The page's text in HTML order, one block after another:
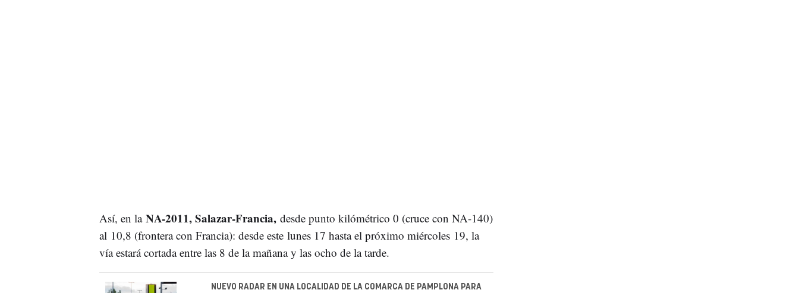
Así, en la NA-2011, Salazar-Francia,desde punto kilómétrico 0 (cruce con NA-140)
al 10,8 (frontera con Francia): desde este lunes 17 hasta el próximo miércoles 19, la
vía estará cortada entre las 8 de la mañana y las ocho de la tarde.
NUEVO RADAR EN UNA LOCALIDAD DE LA COMARCA DE PAMPLONA PARA